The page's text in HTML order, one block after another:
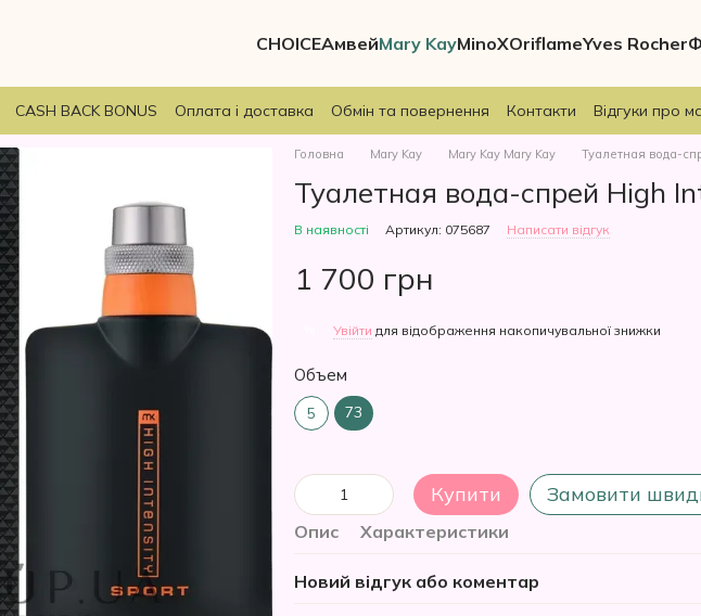
CHOICEАмвейMary KayMinoXOriflameYves Rocher
CASH BACK BONUS Оплата і доставка Обмін та повернення Контакти Відгуки про
Головна Mary Kay Mary Kay Mary Kay Туалетная вода-
Туалетная вода-спрей High
В наявності Артикул: 075687 Написати відгук
1 700 грн
Увійти для відображення накопичувальної знижки
Объем
5 73
Купити Замовити
Опис Характеристики
Новий відгук або коментар